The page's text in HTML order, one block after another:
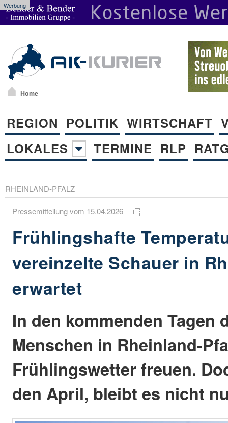
Werbung
Home
REGION POLITIK WIRTSCHAFT
LOKALES
TERMINE RLP
RHEINLAND-PFALZ
Pressemitteilung vom 15.04.2026
Frühlingshafte
vereinzelte Schauer in
erwartet
In den kommenden Tagen
Menschen in Rheinland-
Frühlingswetter freuen.
den April, bleibt es nicht